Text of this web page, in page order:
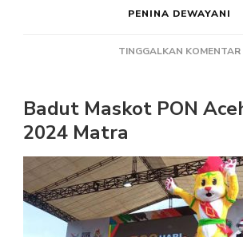
PENINA DEWAYANI
TINGGALKAN KOMENTAR
Badut Maskot PON
2024 Matra